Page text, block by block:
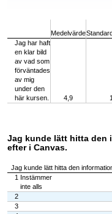
Medelvärde
Jag har haft
en klar bild
av vad som
förväntades
av mig
under den
här kursen.
4,9
Jag kunde lätt hitta den
efter i Canvas.
Jag kunde lätt hitta den
1 Instämmer
inte alls
2
3